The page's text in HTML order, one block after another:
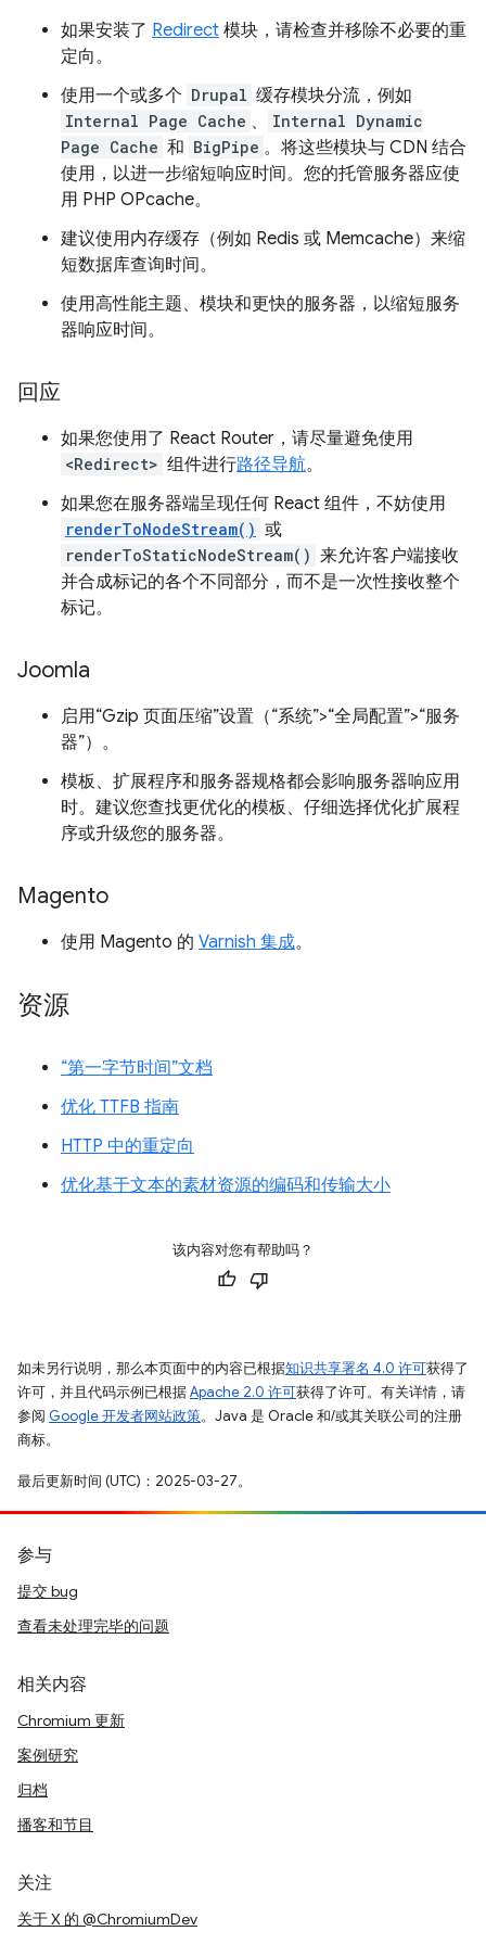
如果安装了 Redirect 模块，请检查并移除不必要的重
定向。
使用一个或多个 Drupal 缓存模块分流，例如
Internal Page Cache 、
Internal Dynamic
Page Cache 和 BigPipe 。将这些模块与 CDN 结合
使用，以进一步缩短响应时间。您的托管服务器应使
用 PHP OPcache。
建议使用内存缓存（例如 Redis 或 Memcache）来缩
短数据库查询时间。
使用高性能主题、模块和更快的服务器，以缩短服务
器响应时间。
回应
如果您使用了 React Router，请尽量避免使用
<Redirect> 组件进行路径导航。
如果您在服务器端呈现任何 React 组件，不妨使用
renderToNodeStream() 或
renderToStaticNodeStream() 来允许客户端接收
并合成标记的各个不同部分，而不是一次性接收整个
标记。
Joomla
启用“Gzip 页面压缩”设置（“系统”>“全局配置”>“服务
器”）。
模板、扩展程序和服务器规格都会影响服务器响应用
时。建议您查找更优化的模板、仔细选择优化扩展程
序或升级您的服务器。
Magento
使用 Magento 的 Varnish 集成。
资源
“第一字节时间”文档
优化 TTFB 指南
HTTP 中的重定向
优化基于文本的素材资源的编码和传输大小
该内容对您有帮助吗？
如未另行说明，那么本页面中的内容已根据知识共享署名 4.0 许可获得了
许可，并且代码示例已根据Apache 2.0 许可获得了许可。有关详情，请
参阅 Google 开发者网站政策。Java 是 Oracle 和/或其关联公司的注册
商标。
最后更新时间 (UTC)：2025-03-27。
参与
提交 bug
查看未处理完毕的问题
相关内容
Chromium 更新
案例研究
归档
播客和节目
关注
关于 X 的 @ChromiumDev